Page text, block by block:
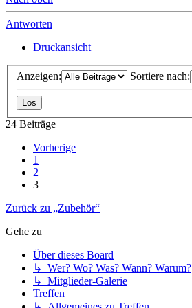
Antworten
Druckansicht
Anzeigen: Sortiere nach:
24 Beiträge
Vorherige
1
2
3
Zurück zu „Zubehör“
Gehe zu
Über dieses Board
↳ Wer? Wo? Was? Wann? Warum?
↳ Mitglieder-Galerie
Treffen